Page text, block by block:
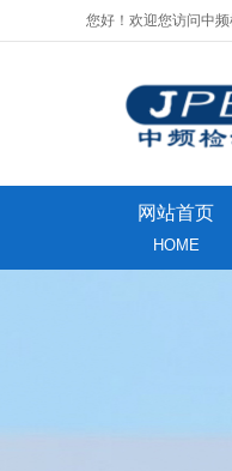
您好！欢迎您访问中
网站首页
HOME